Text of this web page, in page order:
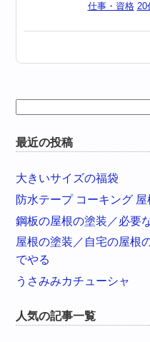
仕事・資格 20
最近の投稿
大きいサイズの福袋
防水テープ コーキング 屋
鋼板の屋根の塗装／必要
屋根の塗装／自宅の屋根
でやる
うさみみカチューシャ
人気の記事一覧